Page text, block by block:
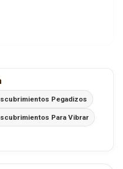
Pegadizos
Para Vibrar